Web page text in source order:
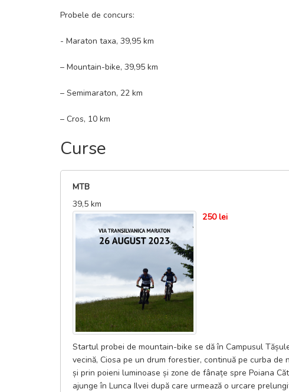
Probele de concurs:
- Maraton taxa, 39,95 km
– Mountain-bike, 39,95 km
– Semimaraton, 22 km
– Cros, 10 km
Curse
MTB
39,5 km
Startul probei de mountain-bike se dă în Campusul
vecină, Ciosa pe un drum forestier, continuă pe curba
și prin poieni luminoase și zone de fânațe spre Poiana
ajunge în Lunca Ilvei după care urmează o urcare
250 lei